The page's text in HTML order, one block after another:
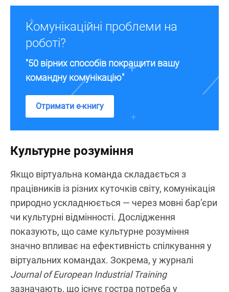
Комунікаційні проблеми на
роботі?
"50 вірних способів покращити вашу
командну комунікацію"
Отримати е-книгу
Культурне розуміння
Якщо віртуальна команда складається з
працівників із різних куточків світу, комунікація
природно ускладнюється — через мовні бар’єри
чи культурні відмінності. Дослідження
показують, що саме культурне розуміння
значно впливає на ефективність спілкування у
віртуальних командах. Зокрема, у журналі
Journal of European Industrial Training
зазначають, що існує гостра потреба у